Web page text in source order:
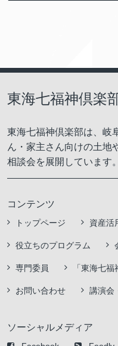
東海七福神倶楽
東海七福神倶楽部は、岐
ん・家主さん向けの土地
相談会を展開しています。
コンテンツ
トップページ 資産活
役立ちのプログラム
専門委員 「東海七
お問い合わせ 講演会
ソーシャルメディア